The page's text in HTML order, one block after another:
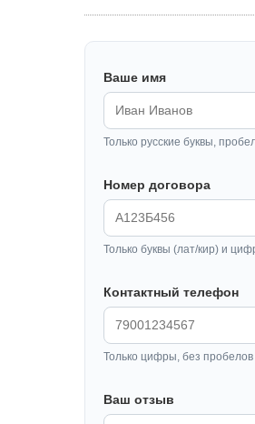
Ваше имя
Только русские буквы,
Номер договора
Только буквы (лат/кир) и
Контактный телефон
Только цифры, без
Ваш отзыв